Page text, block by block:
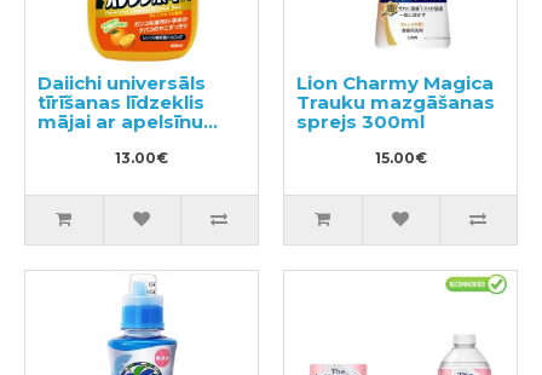
Daiichi universāls
tīrīšanas līdzeklis
mājai ar apelsīnu
13.00€
Lion Charmy Magica
Trauku mazgāšanas
sprejs 300ml
15.00€